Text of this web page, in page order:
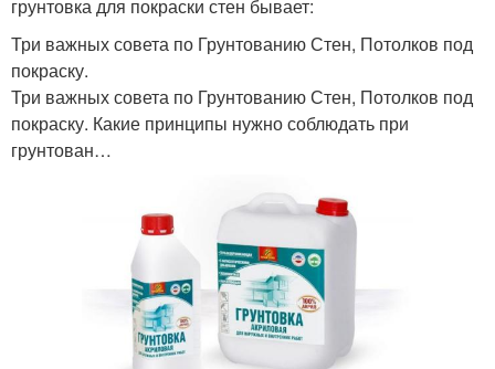
грунтовка для покраски стен бывает:
Три важных совета по Грунтованию Стен, Потолков под
покраску.
Три важных совета по Грунтованию Стен, Потолков под
покраску. Какие принципы нужно соблюдать при
грунтован…